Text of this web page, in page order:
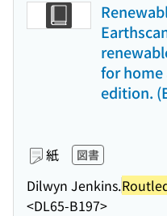
for home
edition.
紙 図書
Dilwyn Jenkins.
<DL65-B197>